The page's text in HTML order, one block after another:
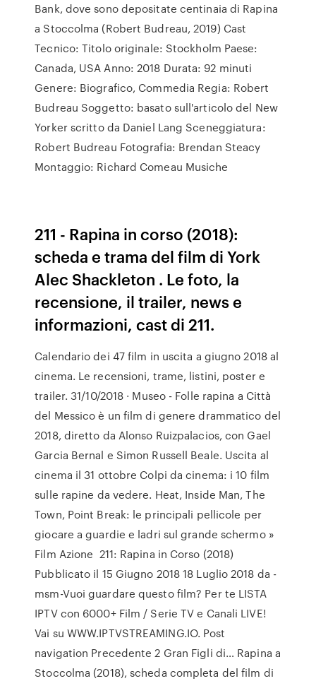
Bank, dove sono depositate centinaia di Rapina
a Stoccolma (Robert Budreau, 2019) Cast
Tecnico: Titolo originale: Stockholm Paese:
Canada, USA Anno: 2018 Durata: 92 minuti
Genere: Biografico, Commedia Regia: Robert
Budreau Soggetto: basato sull'articolo del New
Yorker scritto da Daniel Lang Sceneggiatura:
Robert Budreau Fotografia: Brendan Steacy
Montaggio: Richard Comeau Musiche
211 - Rapina in corso (2018):
scheda e trama del film di York
Alec Shackleton . Le foto, la
recensione, il trailer, news e
informazioni, cast di 211.
Calendario dei 47 film in uscita a giugno 2018 al
cinema. Le recensioni, trame, listini, poster e
trailer. 31/10/2018 · Museo - Folle rapina a Città
del Messico è un film di genere drammatico del
2018, diretto da Alonso Ruizpalacios, con Gael
Garcia Bernal e Simon Russell Beale. Uscita al
cinema il 31 ottobre Colpi da cinema: i 10 film
sulle rapine da vedere. Heat, Inside Man, The
Town, Point Break: le principali pellicole per
giocare a guardie e ladri sul grande schermo »
Film Azione 211: Rapina in Corso (2018)
Pubblicato il 15 Giugno 2018 18 Luglio 2018 da -
msm-Vuoi guardare questo film? Per te LISTA
IPTV con 6000+ Film / Serie TV e Canali LIVE!
Vai su WWW.IPTVSTREAMING.IO. Post
navigation Precedente 2 Gran Figli di… Rapina a
Stoccolma (2018), scheda completa del film di